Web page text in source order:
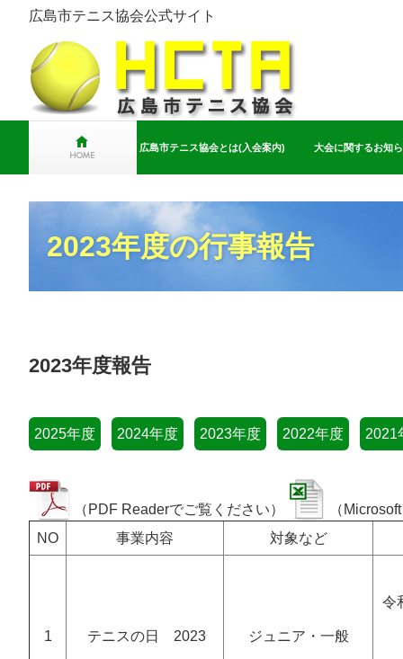
広島市テニス協会公式サイト
広島市テニス協会とは(入会案内) 大会に関するお知
2023年度の行事報告
2023年度報告
2025年度 2024年度 2023年度 2022年度 2021
（PDF Readerでご覧ください）
（
NO
事業内容 対象など
1 テニスの日 2023 ジュニア・一般
令